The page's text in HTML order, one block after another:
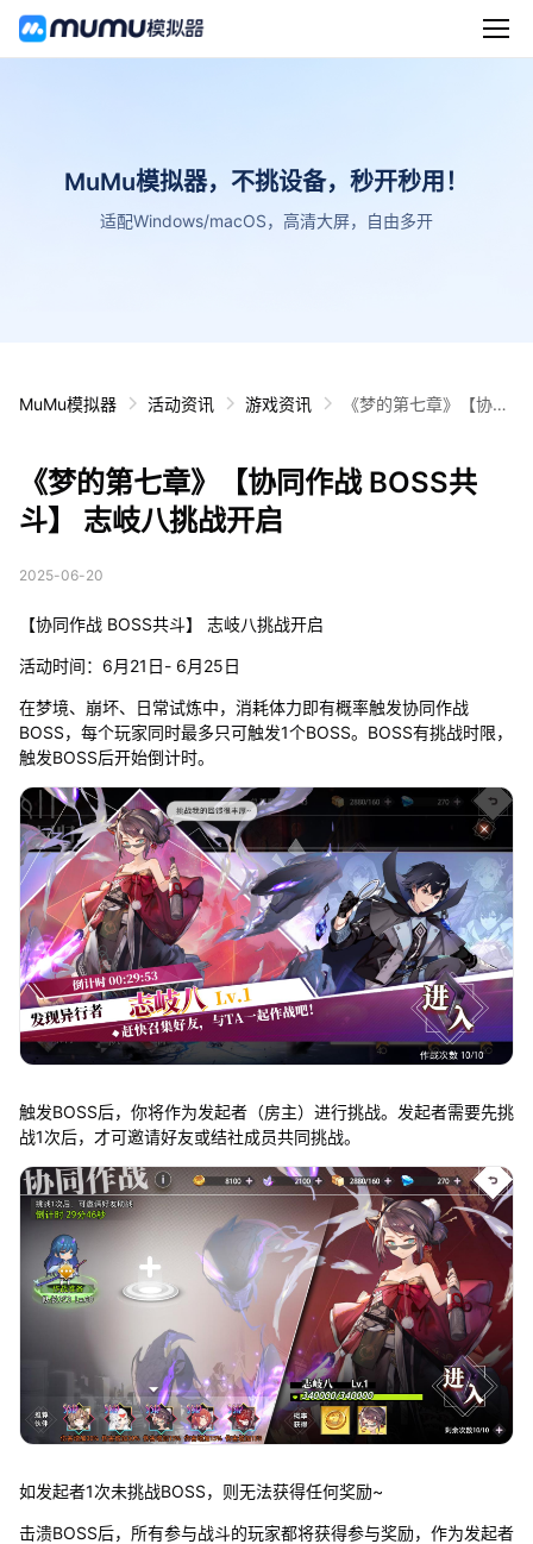
MuMu模拟器，不挑设备，秒开秒用！
适配Windows/macOS，高清大屏，自由多开
MuMu模拟器 活动资讯 游戏资讯
《梦的第七章》【协同
《梦的第七章》【协同作战 BOSS共
斗】 志岐八挑战开启
2025-06-20
【协同作战 BOSS共斗】 志岐八挑战开启
活动时间：6月21日- 6月25日
在梦境、崩坏、日常试炼中，消耗体力即有概率触发协同作战
BOSS，每个玩家同时最多只可触发1个BOSS。BOSS有挑战时限，
触发BOSS后开始倒计时。
触发BOSS后，你将作为发起者（房主）进行挑战。发起者需要先挑
战1次后，才可邀请好友或结社成员共同挑战。
如发起者1次未挑战BOSS，则无法获得任何奖励~
击溃BOSS后，所有参与战斗的玩家都将获得参与奖励，作为发起者